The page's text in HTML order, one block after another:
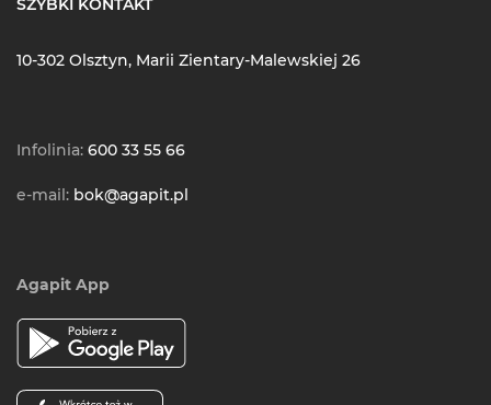
SZYBKI KONTAKT
10-302 Olsztyn, Marii Zientary-Malewskiej 26
Infolinia: 600 33 55 66
e-mail: bok@agapit.pl
Agapit App